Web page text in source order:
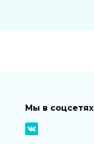
Мы в соцсетях